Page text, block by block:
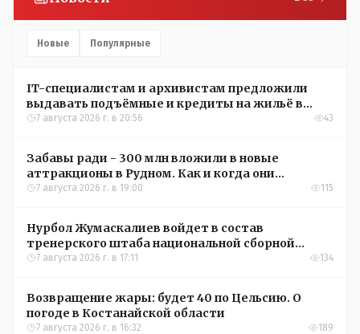
Новые Популярные
IT-специалистам и архивистам предложили
выдавать подъёмные и кредиты на жильё в
сёлах Казахстана
7 августа 2026 г. в 20:56 43
Забавы ради - 300 млн вложили в новые
аттракционы в Рудном. Как и когда они
окупятся?
7 августа 2026 г. в 19:00 115
Нурбол Жумаскалиев войдет в состав
тренерского штаба национальной сборной
Казахстана по футболу
7 августа 2026 г. в 17:11 134
Возвращение жары: будет 40 по Цельсию. О
погоде в Костанайской области
7 августа 2026 г. в 16:32 189